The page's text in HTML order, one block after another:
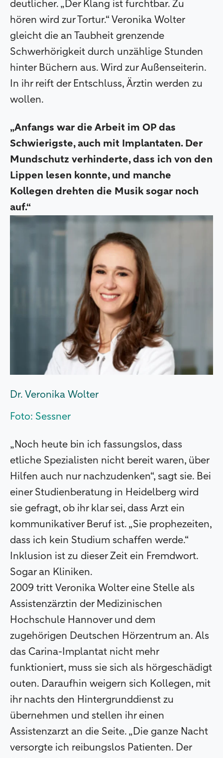
deutlicher. „Der Klang ist furchtbar. Zu
hören wird zur Tortur.“ Veronika Wolter
gleicht die an Taubheit grenzende
Schwerhörigkeit durch unzählige Stunden
hinter Büchern aus. Wird zur Außenseiterin.
In ihr reift der Entschluss, Ärztin werden zu
wollen.
„Anfangs war die Arbeit im OP das
Schwierigste, auch mit Implantaten. Der
Mundschutz verhinderte, dass ich von den
Lippen lesen konnte, und manche
Kollegen drehten die Musik sogar noch
auf.“
Dr. Veronika Wolter
Foto: Sessner
„Noch heute bin ich fassungslos, dass
etliche Spezialisten nicht bereit waren, über
Hilfen auch nur nachzudenken“, sagt sie. Bei
einer Studienberatung in Heidelberg wird
sie gefragt, ob ihr klar sei, dass Arzt ein
kommunikativer Beruf ist. „Sie prophezeiten,
dass ich kein Studium schaffen werde.“
Inklusion ist zu dieser Zeit ein Fremdwort.
Sogar an Kliniken.
2009 tritt Veronika Wolter eine Stelle als
Assistenzärztin der Medizinischen
Hochschule Hannover und dem
zugehörigen Deutschen Hörzentrum an. Als
das Carina-Implantat nicht mehr
funktioniert, muss sie sich als hörgeschädigt
outen. Daraufhin weigern sich Kollegen, mit
ihr nachts den Hintergrunddienst zu
übernehmen und stellen ihr einen
Assistenzarzt an die Seite. „Die ganze Nacht
versorgte ich reibungslos Patienten. Der